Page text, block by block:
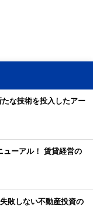
な技術を投入したアー
ューアル！ 賃貸経営の
敗しない不動産投資の